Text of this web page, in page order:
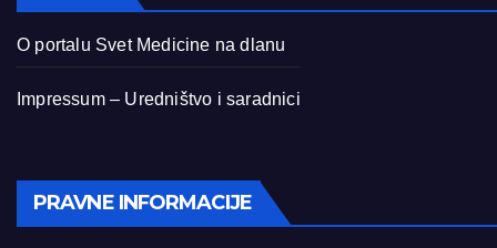
O portalu Svet Medicine na dlanu
Impressum – Uredništvo i saradnici
PRAVNE INFORMACIJE